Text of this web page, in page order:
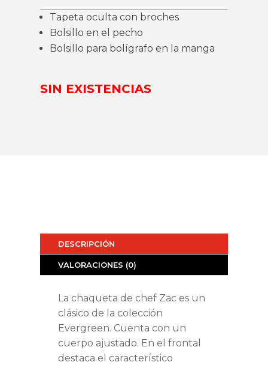
Tapeta oculta con broches
Bolsillo en el pecho
Bolsillo para bolígrafo en la manga
SIN EXISTENCIAS
DESCRIPCIÓN
VALORACIONES (0)
La chaqueta de chef Zac es un
clásico de la colección
Evergreen. Cuenta con un
cuerpo ajustado. En el frontal
destaca el característico